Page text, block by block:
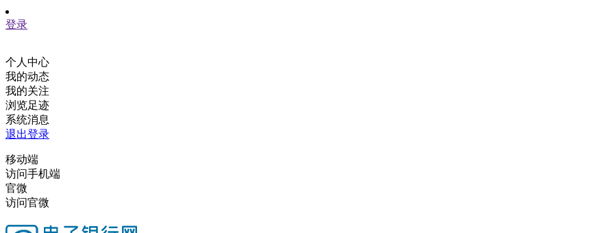
登录
个人中心
我的动态
我的关注
浏览足迹
系统消息
退出登录
移动端
访问手机端
官微
访问官微